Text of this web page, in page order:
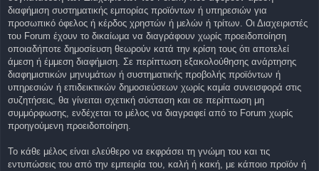
διαφήμιση συστηματικής εμπορίας προϊόντων ή υπηρεσιών για
προσωπικό όφελος ή κέρδος χρηστών ή μελών ή τρίτων. Οι Διαχειριστές
του Forum έχουν το δικαίωμα να διαγράφουν χωρίς προειδοποίηση
οποιαδήποτε δημοσίευση θεωρούν κατά την κρίση τους ότι αποτελεί
άμεση ή έμμεση διαφήμιση. Σε περίπτωση εξακολούθησης ανάρτησης
διαφημιστικών μηνυμάτων ή συστηματικής προβολής προϊόντων ή
υπηρεσιών ή επιδεικτικών δημοσιεύσεων χωρίς καμία συνεισφορά στις
συζητήσεις, θα γίνειται σχετική σύσταση και σε περίπτωση μη
συμμόρφωσης, ενδέχεται το μέλος να διαγραφεί από το Forum χωρίς
προηγούμενη προειδοποίηση.
Το κάθε μέλος είναι ελεύθερο να εκφράσει τη γνώμη του και τις
εντυπώσεις του από την εμπειρία του, καλή ή κακή, με κάποιο προϊόν ή